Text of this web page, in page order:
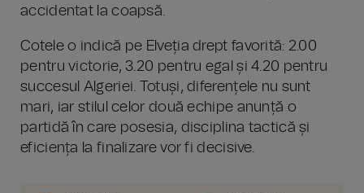
accidentat la coapsă.
Cotele o indică pe Elveția drept favorită: 2.00
pentru victorie, 3.20 pentru egal și 4.20 pentru
succesul Algeriei. Totuși, diferențele nu sunt
mari, iar stilul celor două echipe anunță o
partidă în care posesia, disciplina tactică și
eficiența la finalizare vor fi decisive.